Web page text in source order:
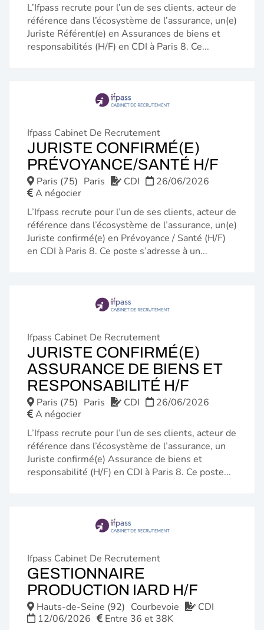
L’Ifpass recrute pour l’un de ses clients, acteur de
référence dans l’écosystème de l’assurance, un(e)
Juriste Référent(e) en Assurances de biens et
responsabilités (H/F) en CDI à Paris 8. Ce...
Ifpass Cabinet De Recrutement
JURISTE CONFIRMÉ(E)
PRÉVOYANCE/SANTÉ H/F
Paris (75) Paris CDI
26/06/2026
A négocier
L’Ifpass recrute pour l’un de ses clients, acteur de
référence dans l’écosystème de l’assurance, un(e)
Juriste confirmé(e) en Prévoyance / Santé (H/F)
en CDI à Paris 8. Ce poste s’adresse à un...
Ifpass Cabinet De Recrutement
JURISTE CONFIRMÉ(E)
ASSURANCE DE BIENS ET
RESPONSABILITÉ H/F
Paris (75) Paris CDI
26/06/2026
A négocier
L’Ifpass recrute pour l’un de ses clients, acteur de
référence dans l’écosystème de l’assurance, un
Juriste confirmé(e) Assurance de biens et
responsabilité (H/F) en CDI à Paris 8. Ce poste...
Ifpass Cabinet De Recrutement
GESTIONNAIRE
PRODUCTION IARD H/F
Hauts-de-Seine (92) Courbevoie
CDI
12/06/2026
Entre 36 et 38K